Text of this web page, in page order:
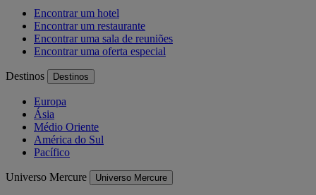
Encontrar um hotel
Encontrar um restaurante
Encontrar uma sala de reuniões
Encontrar uma oferta especial
Destinos Destinos
Europa
Ásia
Médio Oriente
América do Sul
Pacífico
Universo Mercure Universo Mercure